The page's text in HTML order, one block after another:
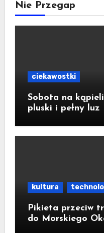
Nie Przegap
ciekawostki
Sobota na
pluski i pełny luz
kultura
Pikieta przeciw
do Morskiego